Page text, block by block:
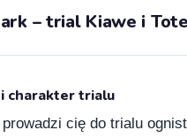
– trial Kiawe i
charakter trialu
cię do trialu